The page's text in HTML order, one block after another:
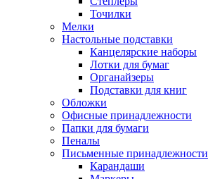
Точилки
Мелки
Настольные подставки
Канцелярские наборы
Лотки для бумаг
Органайзеры
Подставки для книг
Обложки
Офисные принадлежности
Папки для бумаги
Пеналы
Письменные принадлежности
Карандаши